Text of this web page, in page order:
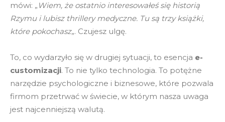
mówi: „ Wiem, że ostatnio interesowałeś się historią
Rzymu i lubisz thrillery medyczne. Tu są trzy książki,
które pokochasz„. Czujesz ulgę.
To, co wydarzyło się w drugiej sytuacji, to esencja e-
customizacji. To nie tylko technologia. To potężne
narzędzie psychologiczne i biznesowe, które pozwala
firmom przetrwać w świecie, w którym nasza uwaga
jest najcenniejszą walutą.